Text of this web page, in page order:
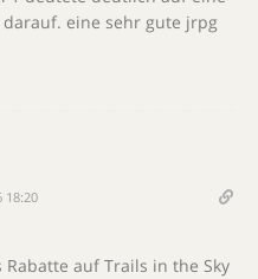
eine sehr gute jrpg
18:20
auf Trails in the Sky